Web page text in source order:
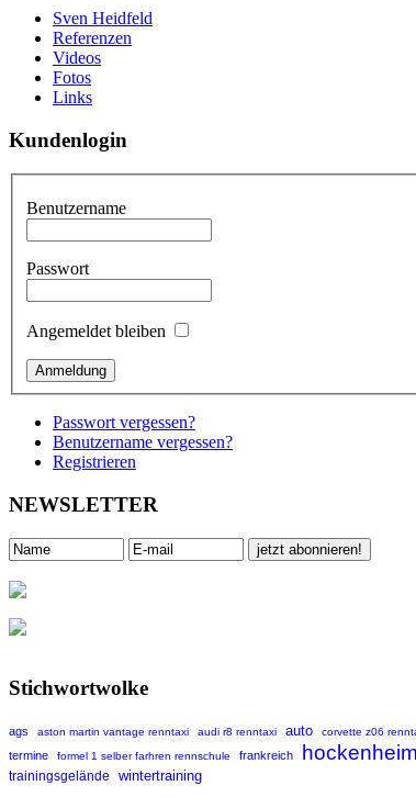
Sven Heidfeld
Referenzen
Videos
Fotos
Links
Kundenlogin
Benutzername
Passwort
Angemeldet bleiben
Passwort vergessen?
Benutzername vergessen?
Registrieren
NEWSLETTER
Stichwortwolke
ags aston martin vantage renntaxi audi r8 renntaxi auto corvette z06
termine
formel 1 selber farhren rennschule frankreich
trainingsgelände wintertraining